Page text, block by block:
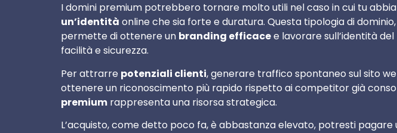
I domini premium potrebbero tornare molto utili nel caso in cui tu abbia
un’identità online che sia forte e duratura. Questa tipologia di
permette di ottenere un branding efficacee lavorare sull’identità
facilità e sicurezza.
Per attrarre potenziali clienti, generare traffico spontaneo sul sito
ottenere un riconoscimento più rapido rispetto ai competitor già
premium rappresenta una risorsa strategica.
L’acquisto, come detto poco fa, è abbastanza elevato, potresti pagare